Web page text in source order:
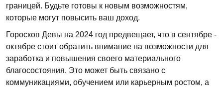
границей. Будьте готовы к новым возможностям,
которые могут повысить ваш доход.
Гороскоп Девы на 2024 год предвещает, что в сентябре -
октябре стоит обратить внимание на возможности для
заработка и повышения своего материального
благосостояния. Это может быть связано с
коммуникациями, обучением или карьерным ростом, а